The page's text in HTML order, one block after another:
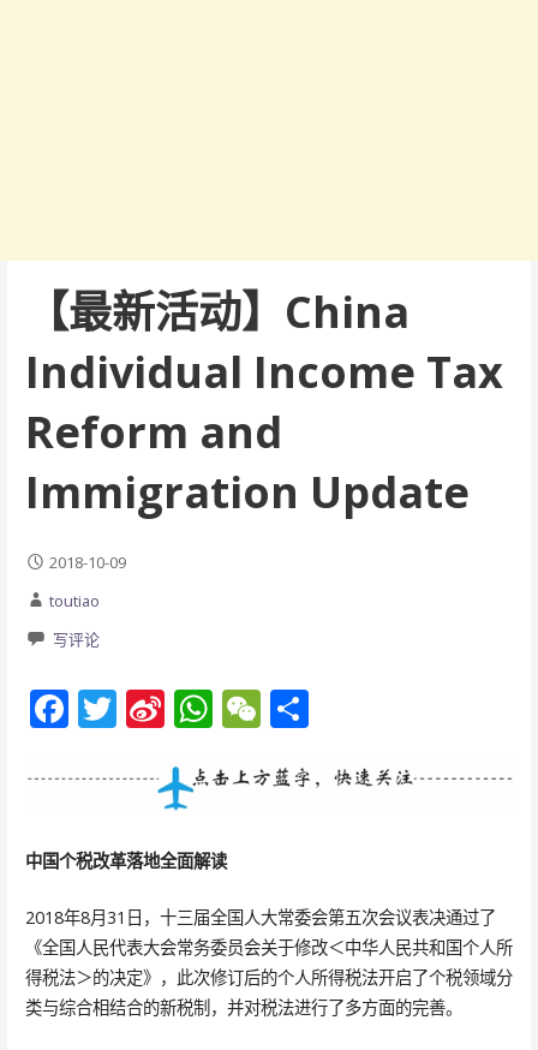
【最新活动】China
Individual Income Tax
Reform and
Immigration Update
2018-10-09
toutiao
写评论
F
e
o
o
k
T
itt
Si
a
W
ei
b
o
W
at
A
p
p
W
C
分
中国个税改革落地全面解读
2018年8月31日，十三届全国人大常委会第五次会议表决通过了
《全国人民代表大会常务委员会关于修改＜中华人民共和国个人所
得税法＞的决定》，此次修订后的个人所得税法开启了个税领域分
类与综合相结合的新税制，并对税法进行了多方面的完善。